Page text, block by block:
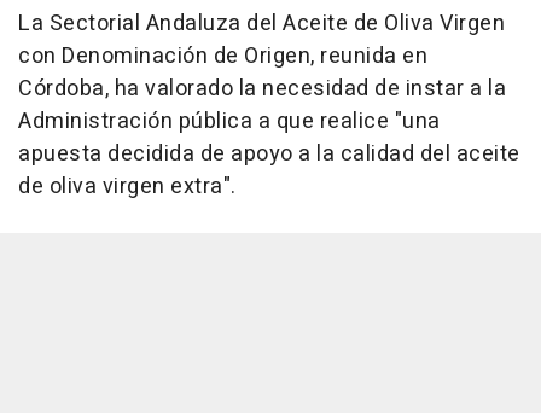
La Sectorial Andaluza del Aceite de Oliva Virgen
con Denominación de Origen, reunida en
Córdoba, ha valorado la necesidad de instar a la
Administración pública a que realice "una
apuesta decidida de apoyo a la calidad del aceite
de oliva virgen extra".